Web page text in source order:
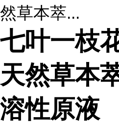
然草本萃...
七叶一枝
天然草本
溶性原液